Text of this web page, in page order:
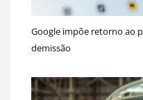
Google impõe retorno ao
demissão